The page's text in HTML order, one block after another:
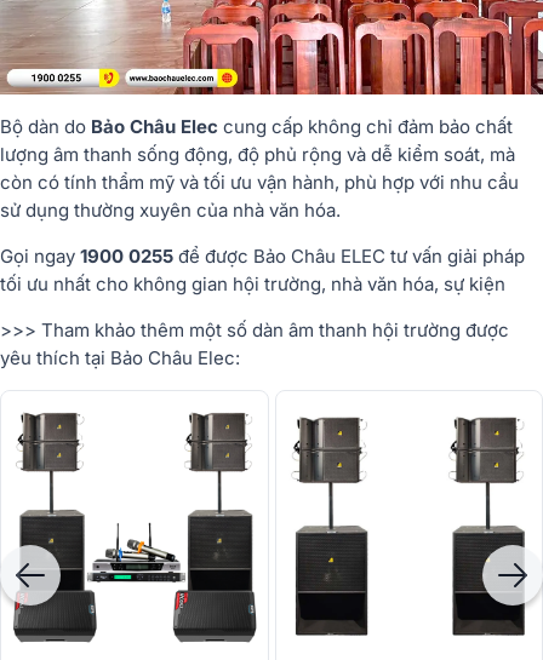
Bộ dàn do Bảo Châu Elec cung cấp không chỉ đảm bảo chất
lượng âm thanh sống động, độ phủ rộng và dễ kiểm soát, mà
còn có tính thẩm mỹ và tối ưu vận hành, phù hợp với nhu cầu
sử dụng thường xuyên của nhà văn hóa.
Gọi ngay 1900 0255 để được Bảo Châu ELEC tư vấn giải pháp
tối ưu nhất cho không gian hội trường, nhà văn hóa, sự kiện
>>> Tham khảo thêm một số dàn âm thanh hội trường được
yêu thích tại Bảo Châu Elec: